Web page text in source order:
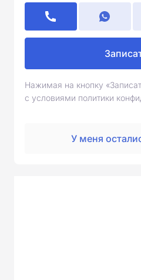
Нажимая на кнопку
с условиями политики
У меня